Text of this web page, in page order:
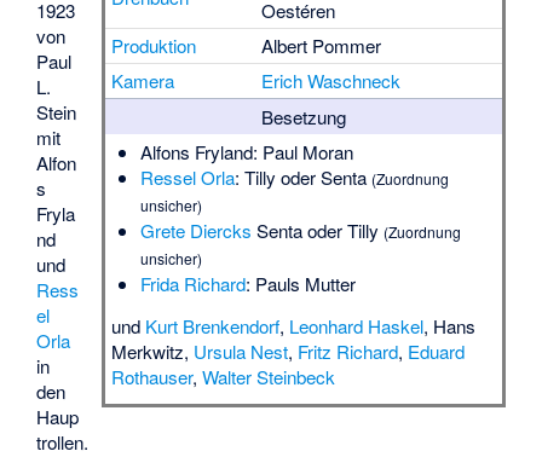
Oestéren
Produktion
Albert Pommer
Kamera
Erich Waschneck
Besetzung
Alfons Fryland: Paul Moran
Ressel Orla: Tilly oder Senta (Zuordnung
unsicher)
Grete Diercks Senta oder Tilly (Zuordnung
unsicher)
Frida Richard: Pauls Mutter
und Kurt Brenkendorf, Leonhard Haskel, Hans
Merkwitz, Ursula Nest, Fritz Richard, Eduard
Rothauser, Walter Steinbeck
1923
von
Paul
L.
Stein
mit
Alfon
s
Fryla
nd
und
Ress
el
Orla
in
den
Haup
trollen.